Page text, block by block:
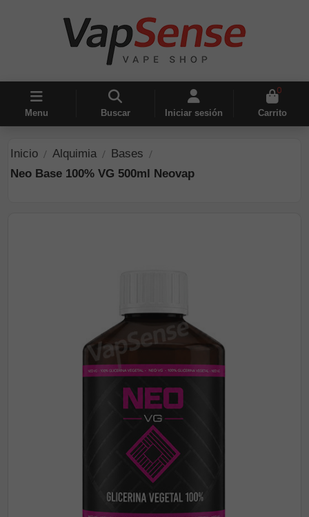
Menu Buscar Iniciar sesión
0
Carrito
Inicio Alquimia
Bases
Neo Base 100% VG 500ml Neovap